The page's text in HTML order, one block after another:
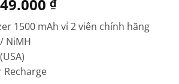
₫.
₫
hiện
tại
1500 mAh vỉ 2 viên chính hãng
NiMH
Recharge